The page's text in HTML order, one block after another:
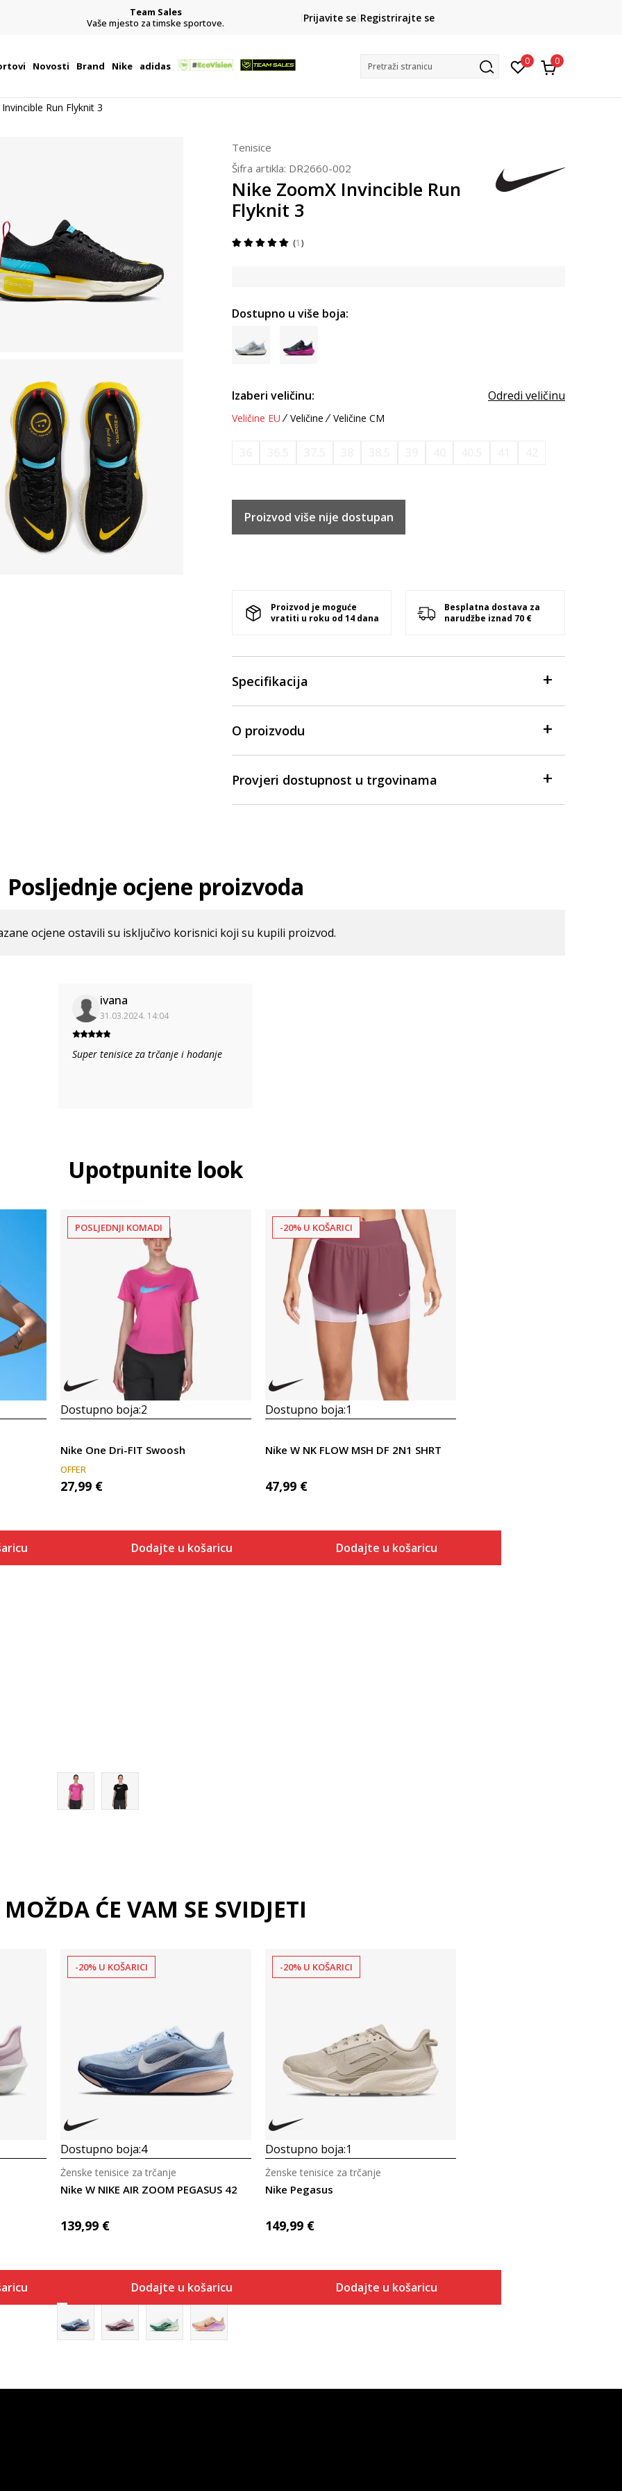
Team Sales
Vaše mjesto za timske sportove.
CLICK& COLLECT
besplatno preuzimanje u trgovini
Prijavite se Registrirajte se
Novosti Brand Nike adidas Pretraži stranicu 0 0
Run Flyknit 3
Tenisice
Šifra artikla: DR2660-002
Nike ZoomX Invincible Run
Flyknit 3
1
Dostupno u više boja:
Izaberi veličinu: Odredi veličinu
Veličine EU Veličine Veličine CM
Proizvod više nije dostupan
Proizvod je moguće
vratiti u roku od 14 dana
Besplatna dostava za
narudžbe iznad 70 €
Specifikacija
O proizvodu
Provjeri dostupnost u trgovinama
Posljednje ocjene proizvoda
ocjene ostavili su isključivo korisnici koji su kupili proizvod.
ivana
31.03.2024. 14:04
Super tenisice za trčanje i hodanje
Upotpunite look
POSLJEDNJI KOMADI
Dostupno boja:2
Nike One Dri-FIT Swoosh
OFFER
27,99 €
Dodajte u košaricu
-20% U KOŠARICI
Dostupno boja:1
Nike W NK FLOW MSH DF 2N1 SHRT
47,99 €
Dodajte u košaricu
MOŽDA ĆE VAM SE SVIDJETI
-20% U KOŠARICI
Dostupno boja:4
Nike W NIKE AIR ZOOM PEGASUS 42
Ženske tenisice za trčanje
139,99 €
Dodajte u košaricu
-20% U KOŠARICI
Dostupno boja:1
Nike Pegasus
Ženske tenisice za trčanje
149,99 €
Dodajte u košaricu